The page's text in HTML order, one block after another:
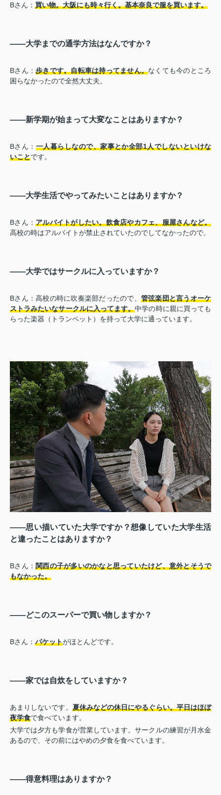
Bさん： 買い物。大阪にも時々行く。基本奈良で服を買います。
――大学までの通学方法はなんですか？
Bさん： 歩きです。自転車は持ってません。なくても今のところ
困らなかったので全然大丈夫。
――新学期が始まって大変なことはありますか？
Bさん： 一人暮らしなので、家事とか全部1人でしないといけな
いことです。
――大学生活でやってみたいことはありますか？
Bさん： アルバイトがしたい。飲食店やカフェ、服屋さんなど。
高校の時はアルバイトが禁止されていたのでしてなかったので。
――大学ではサークルに入っていますか？
Bさん：高校の時に吹奏楽部だったので、 管弦楽団と言うオーケ
ストラみたいなサークルに入ってます。中学の時に親に買っても
らった楽器（トランペット）を持って大学に通っています。
――思い描いていた大学ですか？想像していた大学生活
と違ったことはありますか？
Bさん： 関西の子が多いのかなと思っていたけど、意外とそうで
もなかった。
――どこのスーパーで買い物しますか？
Bさん： パケットがほとんどです。
――家では自炊をしていますか？
あまりしないです。 夏休みなどの休日にやるぐらい。平日はほぼ
夜学食で食べています。
大学では夕方も学食が営業しています。サークルの練習が月水金
あるので、その前にはやめの夕食を食べています。
――得意料理はありますか？